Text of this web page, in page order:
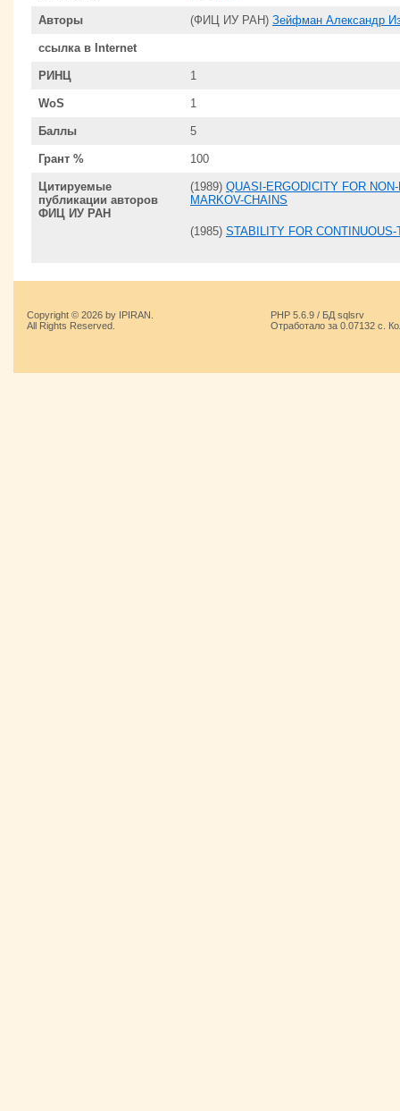
Авторы (ФИЦ ИУ РАН) Зейфман Александр
ссылка в Internet
РИНЦ 1
WoS 1
Баллы 5
Грант % 100
Цитируемые
публикации авторов
ФИЦ ИУ РАН
(1989) QUASI-ERGODICITY FOR
MARKOV-CHAINS
(1985) STABILITY FOR
Copyright © 2026 by IPIRAN.
All Rights Reserved.
PHP 5.6.9 / БД sqlsrv
Отработало за 0.07132 с.